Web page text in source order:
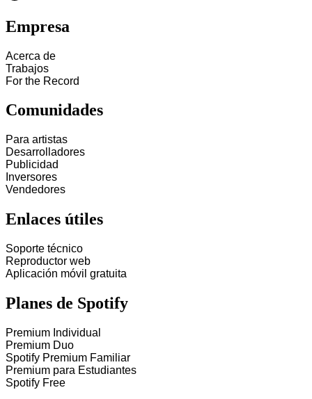
Empresa
Acerca de
Trabajos
For the Record
Comunidades
Para artistas
Desarrolladores
Publicidad
Inversores
Vendedores
Enlaces útiles
Soporte técnico
Reproductor web
Aplicación móvil gratuita
Planes de Spotify
Premium Individual
Premium Duo
Spotify Premium Familiar
Premium para Estudiantes
Spotify Free